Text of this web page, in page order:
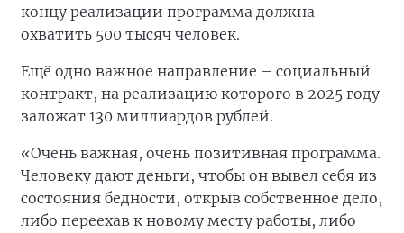
концу реализации программа должна
охватить 500 тысяч человек.
Ещё одно важное направление – социальный
контракт, на реализацию которого в 2025 году
заложат 130 миллиардов рублей.
«Очень важная, очень позитивная программа.
Человеку дают деньги, чтобы он вывел себя из
состояния бедности, открыв собственное дело,
либо переехав к новому месту работы, либо